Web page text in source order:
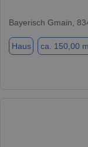
Bayerisch Gmain,
Haus ca. 150,00